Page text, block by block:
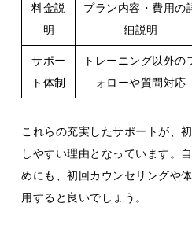
料金説
明
プラン内容・費用の
細説明
サポー
ト体制
トレーニング以外の
ォローや質問対応
これらの充実したサポートが、
しやすい理由となっています。
めにも、初回カウンセリングや
用すると良いでしょう。